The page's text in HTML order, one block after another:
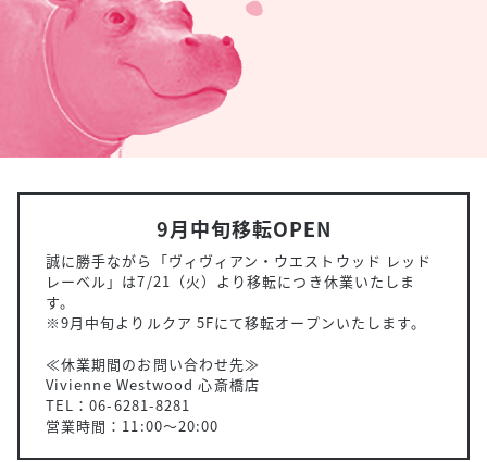
9月中旬移転OPEN
誠に勝手ながら「ヴィヴィアン・ウエストウッド レッド
レーベル」は7/21（火）より移転につき休業いたしま
す。
※9月中旬よりルクア 5Fにて移転オープンいたします。
≪休業期間のお問い合わせ先≫
Vivienne Westwood 心斎橋店
TEL：06-6281-8281
営業時間：11:00～20:00